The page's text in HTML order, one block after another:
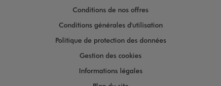
Conditions de nos offres
Conditions générales d'utilisation
Politique de protection des données
Gestion des cookies
Informations légales